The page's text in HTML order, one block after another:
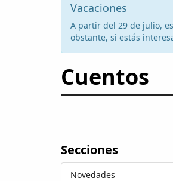
Vacaciones
A partir del 29 de julio,
obstante, si estás
Cuentos
Secciones
Novedades